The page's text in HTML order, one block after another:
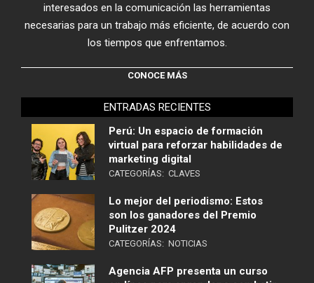
interesados en la comunicación las herramientas
necesarias para un trabajo más eficiente, de acuerdo con
los tiempos que enfrentamos.
CONOCE MÁS
ENTRADAS RECIENTES
Perú: Un espacio de formación
virtual para reforzar habilidades de
marketing digital
CATEGORÍAS: CLAVES
Lo mejor del periodismo: Estos
son los ganadores del Premio
Pulitzer 2024
CATEGORÍAS: NOTICIAS
Agencia AFP presenta un curso